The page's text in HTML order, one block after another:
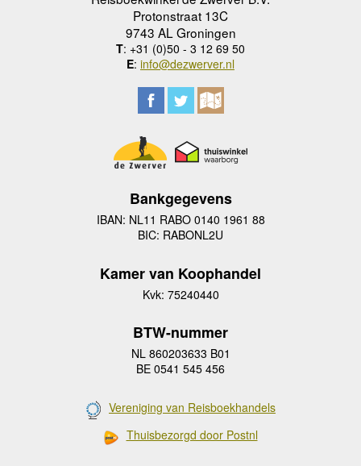
Protonstraat 13C
9743 AL Groningen
T: +31 (0)50 - 3 12 69 50
E: info@dezwerver.nl
Bankgegevens
IBAN: NL11 RABO 0140 1961 88
BIC: RABONL2U
Kamer van Koophandel
Kvk: 75240440
BTW-nummer
NL 860203633 B01
BE 0541 545 456
Vereniging van Reisboekhandels
Thuisbezorgd door Postnl